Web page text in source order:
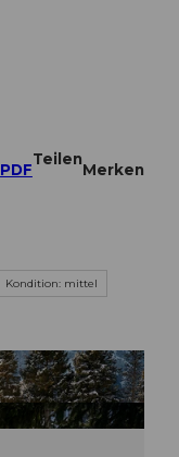
PDF
Teilen
Merken
Kondition: mittel